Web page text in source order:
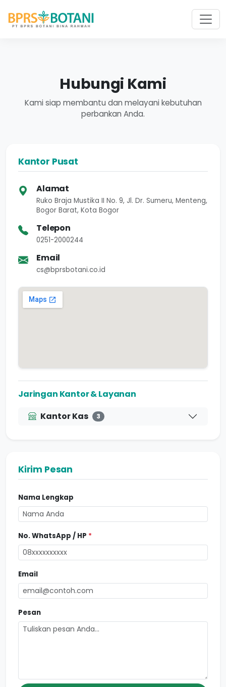
Hubungi Kami
Kami siap membantu dan melayani kebutuhan
perbankan Anda.
Kantor Pusat
Alamat
Ruko Braja Mustika II No. 9, Jl. Dr. Sumeru, Menteng,
Bogor Barat, Kota Bogor
Telepon
0251-2000244
Email
cs@bprsbotani.co.id
Jaringan Kantor & Layanan
Kantor Kas
3
Kirim Pesan
Nama Lengkap
No. WhatsApp / HP *
Email
Pesan